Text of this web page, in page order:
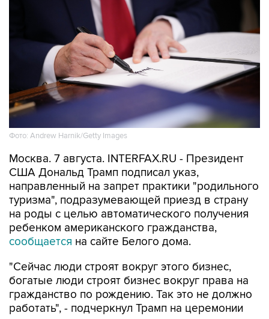
Фото: Andrew Harnik/Getty Images
Москва. 7 августа. INTERFAX.RU - Президент
США Дональд Трамп подписал указ,
направленный на запрет практики "родильного
туризма", подразумевающей приезд в страну
на роды с целью автоматического получения
ребенком американского гражданства,
сообщается на сайте Белого дома.
"Сейчас люди строят вокруг этого бизнес,
богатые люди строят бизнес вокруг права на
гражданство по рождению. Так это не должно
работать", - подчеркнул Трамп на церемонии